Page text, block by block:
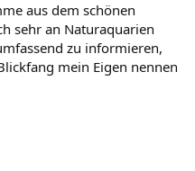
aus dem schönen
sehr an Naturaquarien
zu informieren,
mein Eigen nennen